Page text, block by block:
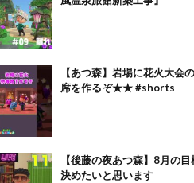
【あつ森】岩場に花火大会
席を作るぞ★★ #shorts
【後藤の夜あつ森】8月の目
決めたいと思います